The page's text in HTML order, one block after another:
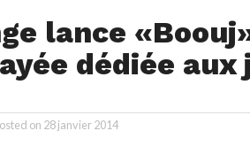
lance
dédiée aux
on 28 janvier 2014